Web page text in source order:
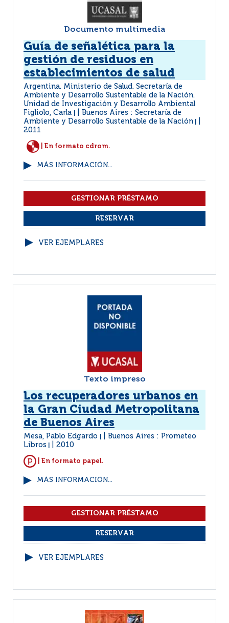
Documento multimedia
Guía de señalética para la
gestión de residuos en
establecimientos de salud
Argentina. Ministerio de Salud. Secretaría de
Ambiente y Desarrollo Sustentable de la Nación.
Unidad de Investigación y Desarrollo Ambiental
Figliolo, Carla
Buenos Aires : Secretaría de
Ambiente y Desarrollo Sustentable de la Nación
2011
| En formato cdrom.
MÁS INFORMACIÓN...
VER EJEMPLARES
Texto impreso
Los recuperadores urbanos en
la Gran Ciudad Metropolitana
de Buenos Aires
Mesa, Pablo Edgardo
Buenos Aires : Prometeo
Libros
2010
| En formato papel.
MÁS INFORMACIÓN...
VER EJEMPLARES